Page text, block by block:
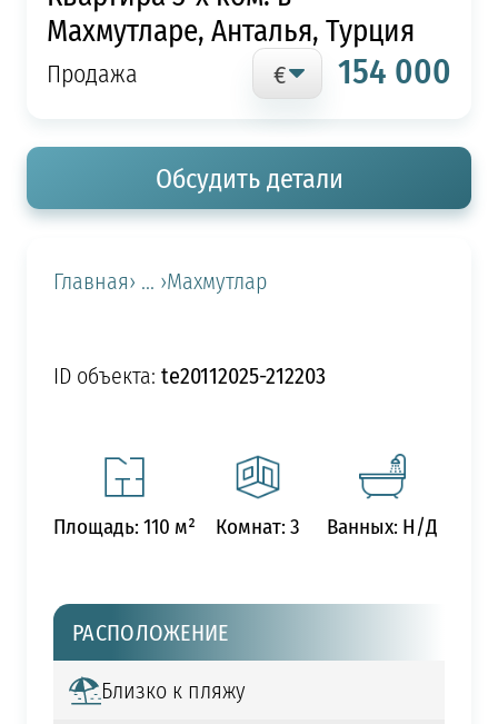
Махмутларе, Анталья, Турция
Продажа 154 000
Обсудить детали
Главная› ... ›Махмутлар
ID объекта: te20112025-212203
Площадь: 110 м² Комнат: 3 Ванных: Н/Д
РАСПОЛОЖЕНИЕ
Близко к пляжу